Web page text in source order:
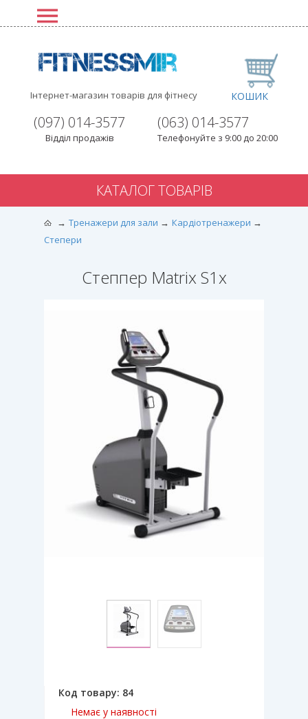
Інтернет-магазин товарів для фітнесу
(063) 014-3577
Телефонуйте з 9:00 до 20:00
(097) 014-3577
Відділ продажів
КОШИК
КАТАЛОГ ТОВАРІВ
Тренажери для зали
Кардіотренажери
Степери
Степпер Matrix S1x
Код товару: 84
Немає у наявності